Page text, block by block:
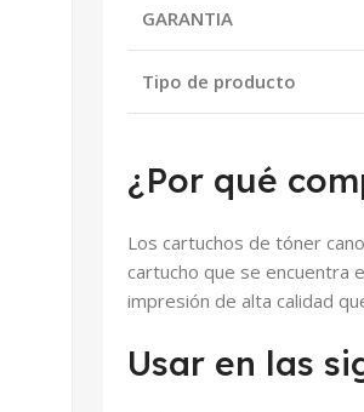
GARANTIA
Tipo de producto
¿Por qué
Los cartuchos de tóner
cartucho que se encuentra
impresión de alta calidad
Usar en las